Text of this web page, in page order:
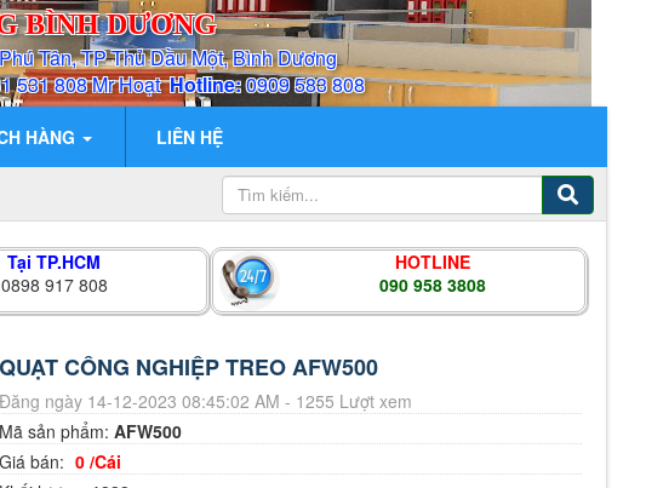
BÌNH DƯƠNG
Tân, TP Thủ Dầu Một, Bình Dương
531 808 Mr HoạtHotline:0909 583 808
HÀNG LIÊN HỆ
Tại TP.HCM
0898 917 808
HOTLINE
090 958 3808
QUẠT CÔNG NGHIỆP TREO AFW500
Đăng ngày 14-12-2023 08:45:02 AM - 1255 Lượt xem
Mã sản phẩm:AFW500
Giá bán: 0 /Cái